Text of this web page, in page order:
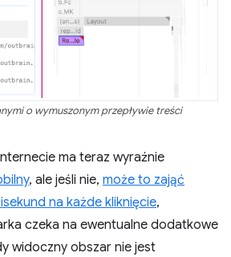
o wymuszonym przepływie treści
ma teraz wyraźnie
, ale jeśli nie, może to zająć
na każde kliknięcie,
czeka na ewentualne dodatkowe
widoczny obszar nie jest